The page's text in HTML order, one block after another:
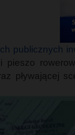
publicznych
pływającej